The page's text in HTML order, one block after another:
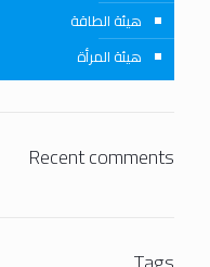
هيئة الطاقة
هيئة المرأة
Recent comments